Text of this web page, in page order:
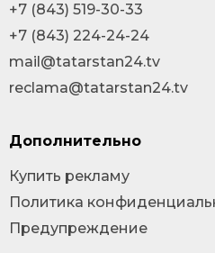
+7 (843) 519-30-33
+7 (843) 224-24-24
mail@tatarstan24.tv
reclama@tatarstan24.tv
Дополнительно
Купить рекламу
Политика
Предупреждение